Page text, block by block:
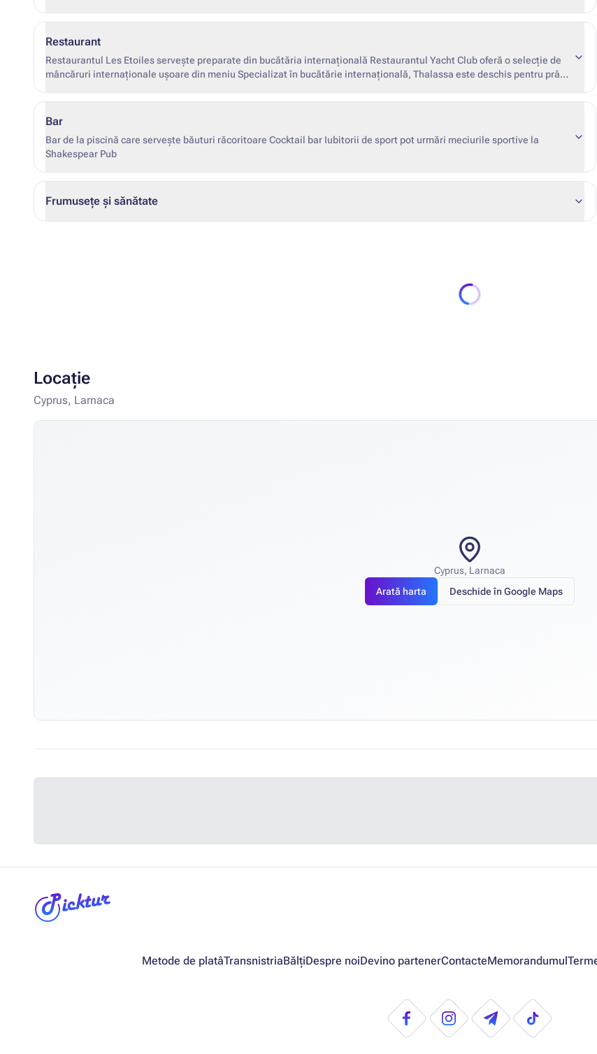
Restaurant
Restaurantul Les Etoiles servește preparate din bucătăria internațională Restaurantul Yacht Club oferă o selecție de
mâncăruri internaționale ușoare din meniu Specializat în bucătărie internațională, Thalassa este deschis pentru prânz
Bar
Bar de la piscină care servește băuturi răcoritoare Cocktail bar Iubitorii de sport pot urmări meciurile sportive la
Shakespear Pub
Frumusețe și sănătate
Locație
Cyprus, Larnaca
Cyprus, Larnaca
Arată harta
Deschide în Google Maps
Metode de platâTransnistriaBălțiDespre noiDevino partenerContacteMemorandumul